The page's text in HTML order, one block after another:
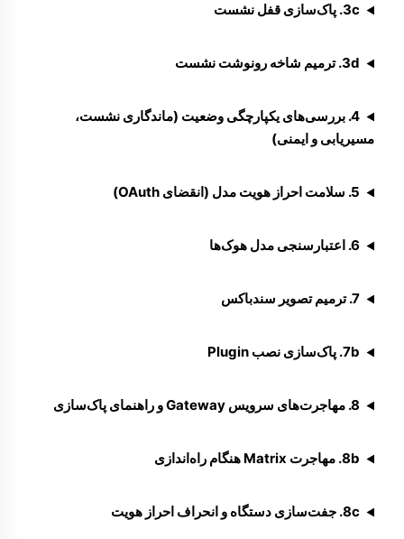
3c. پاک‌سازی قفل نشست
3d. ترمیم شاخه رونوشت نشست
4. بررسی‌های یکپارچگی وضعیت (ماندگاری نشست،
مسیریابی و ایمنی)
5. سلامت احراز هویت مدل (انقضای OAuth)
6. اعتبارسنجی مدل هوک‌ها
7. ترمیم تصویر سندباکس
7b. پاک‌سازی نصب Plugin
8. مهاجرت‌های سرویس Gateway و راهنمای پاک‌سازی
8b. مهاجرت Matrix هنگام راه‌اندازی
8c. جفت‌سازی دستگاه و انحراف احراز هویت